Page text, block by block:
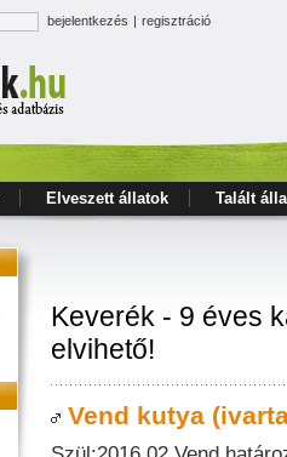
bejelentkezés | regisztráció
Elveszett állatok Talált
Keverék - 9 éves
elvihető!
Vend kutya